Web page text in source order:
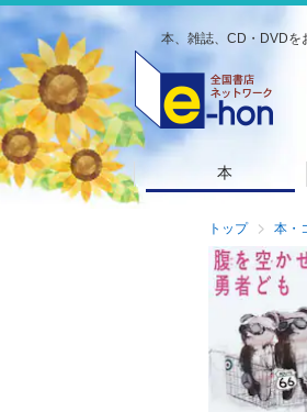
本、雑誌、CD・DVDを
本
トップ 本・